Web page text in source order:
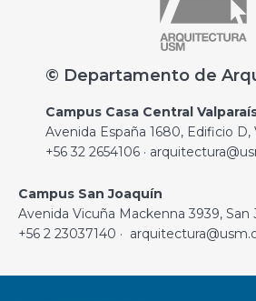
© Departamento de
Campus Casa Central
Avenida España 1680, Edificio D,
+56 32 2654106 ·
Campus San Joaquín
Avenida Vicuña Mackenna 3939, San
+56 2 23037140 ·